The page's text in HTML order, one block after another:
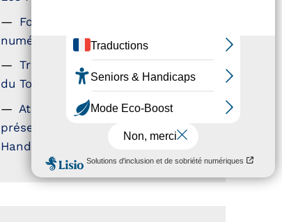
Formation Communication
numérique
Trophées Horizons – Acteurs
du Tourisme Durable
Atout France – flyer
présentation label Tourisme &
Handicap